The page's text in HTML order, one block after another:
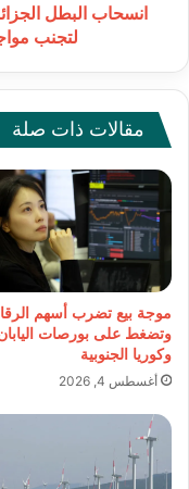
مواجهةانسحاب البطل
لتجنب
مقالات ذات صلة
موجة بيع تضرب أسهم
وتضغط على بورصات
وكوريا الجنوبية
أغسطس 4, 2026